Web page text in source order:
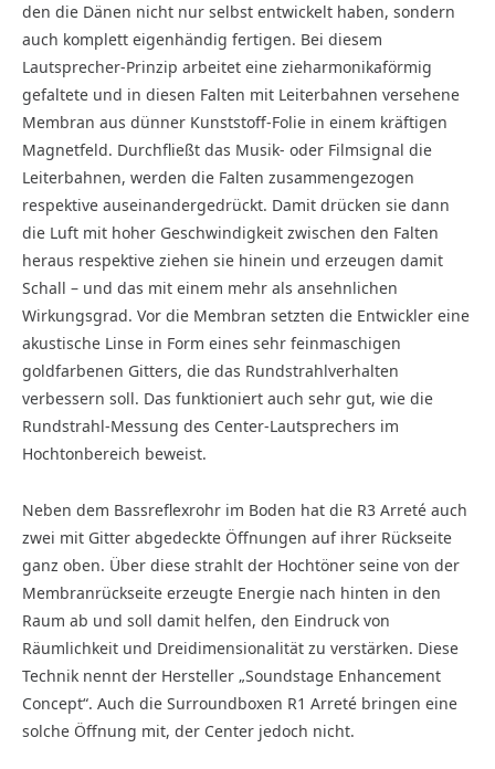
den die Dänen nicht nur selbst entwickelt haben, sondern
auch komplett eigenhändig fertigen. Bei diesem
Lautsprecher-Prinzip arbeitet eine zieharmonikaförmig
gefaltete und in diesen Falten mit Leiterbahnen versehene
Membran aus dünner Kunststoff-Folie in einem kräftigen
Magnetfeld. Durchfließt das Musik- oder Filmsignal die
Leiterbahnen, werden die Falten zusammengezogen
respektive auseinandergedrückt. Damit drücken sie dann
die Luft mit hoher Geschwindigkeit zwischen den Falten
heraus respektive ziehen sie hinein und erzeugen damit
Schall – und das mit einem mehr als ansehnlichen
Wirkungsgrad. Vor die Membran setzten die Entwickler eine
akustische Linse in Form eines sehr feinmaschigen
goldfarbenen Gitters, die das Rundstrahlverhalten
verbessern soll. Das funktioniert auch sehr gut, wie die
Rundstrahl-Messung des Center-Lautsprechers im
Hochtonbereich beweist.
Neben dem Bassreflexrohr im Boden hat die R3 Arreté auch
zwei mit Gitter abgedeckte Öffnungen auf ihrer Rückseite
ganz oben. Über diese strahlt der Hochtöner seine von der
Membranrückseite erzeugte Energie nach hinten in den
Raum ab und soll damit helfen, den Eindruck von
Räumlichkeit und Dreidimensionalität zu verstärken. Diese
Technik nennt der Hersteller „Soundstage Enhancement
Concept“. Auch die Surroundboxen R1 Arreté bringen eine
solche Öffnung mit, der Center jedoch nicht.